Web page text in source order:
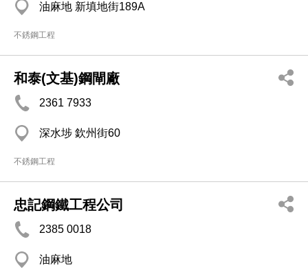
油麻地 新填地街189A
不銹鋼工程
和泰(文基)鋼閘廠
2361 7933
深水埗 欽州街60
不銹鋼工程
忠記鋼鐵工程公司
2385 0018
油麻地